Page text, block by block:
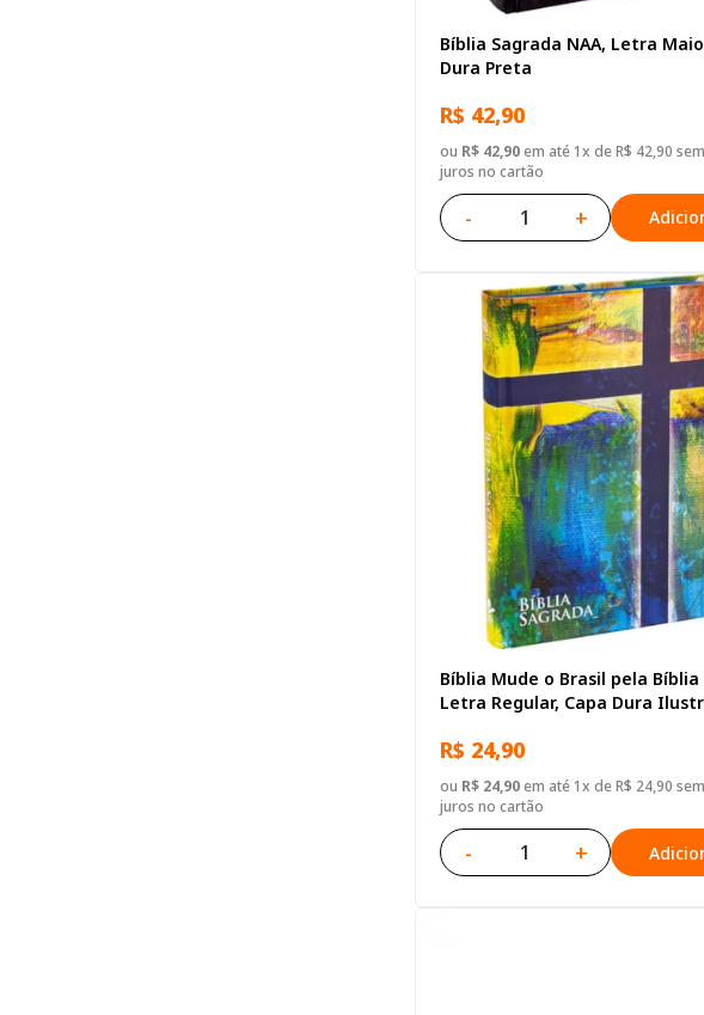
Bíblia Sagrada NAA, Letra
Dura Preta
R$ 42,90
ou R$ 42,90em até 1x de R$ 42,90 sem
juros no cartão
- +
Bíblia Mude o Brasil pela Bíblia
Letra Regular, Capa Dura
R$ 24,90
ou R$ 24,90em até 1x de R$ 24,90 sem
juros no cartão
- +